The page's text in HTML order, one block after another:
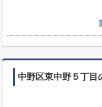
中野区東中野５丁目